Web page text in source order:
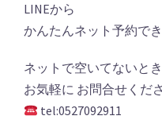
LINEから
かんたんネット予約で
ネットで空いてないと
お気軽に お問合せくだ
tel:0527092911